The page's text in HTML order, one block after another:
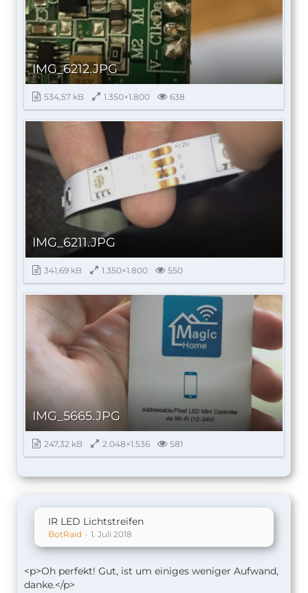
IMG_6212.JPG
534,57 kB 1.350×1.800 638
IMG_6211.JPG
341,69 kB 1.350×1.800 550
IMG_5665.JPG
247,32 kB 2.048×1.536 581
IR LED Lichtstreifen
BotRaid 1. Juli 2018
<p>Oh perfekt! Gut, ist um einiges weniger Aufwand,
danke.</p>